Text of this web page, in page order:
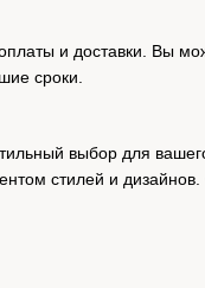
и доставки. Вы
сроки.
выбор для
стилей и